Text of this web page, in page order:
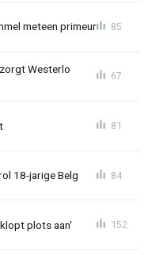
meteen primeur 85
Westerlo
67
81
18-jarige Belg 84
plots aan' 152